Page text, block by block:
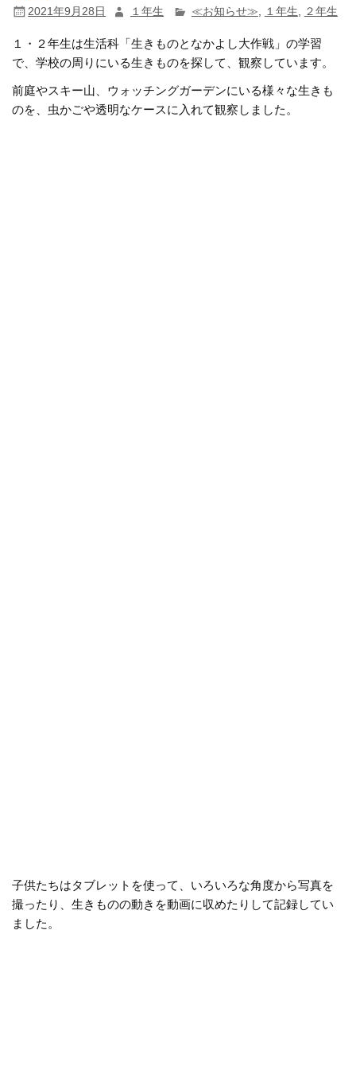
2021年9月28日 １年生 ≪お知らせ≫ １年生 ２年生
１・２年生は生活科「生きものとなかよし大作戦」の学習
で、学校の周りにいる生きものを探して、観察しています。
前庭やスキー山、ウォッチングガーデンにいる様々な生きも
のを、虫かごや透明なケースに入れて観察しました。
子供たちはタブレットを使って、いろいろな角度から写真を
撮ったり、生きものの動きを動画に収めたりして記録してい
ました。